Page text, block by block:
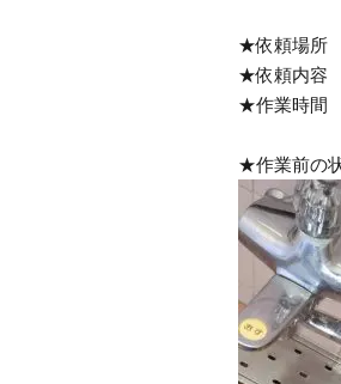
★依頼場所
★依頼内容
★作業時間
★作業前の